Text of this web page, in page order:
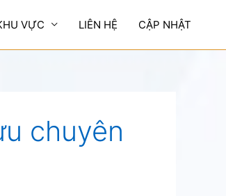
VỰC LIÊN HỆ CẬP NHẬT
chuyên